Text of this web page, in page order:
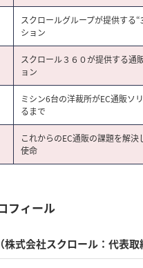
スクロールグループが提供する
ション
スクロール３６０が提供する通
ョン
ミシン6台の洋裁所がEC通販ソ
るまで
これからのEC通販の課題を解
使命
フィール
株式会社スクロール：代表取